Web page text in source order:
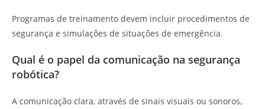
Programas de treinamento devem incluir procedimentos de
segurança e simulações de situações de emergência.
Qual é o papel da comunicação na segurança
robótica?
A comunicação clara, através de sinais visuais ou sonoros,